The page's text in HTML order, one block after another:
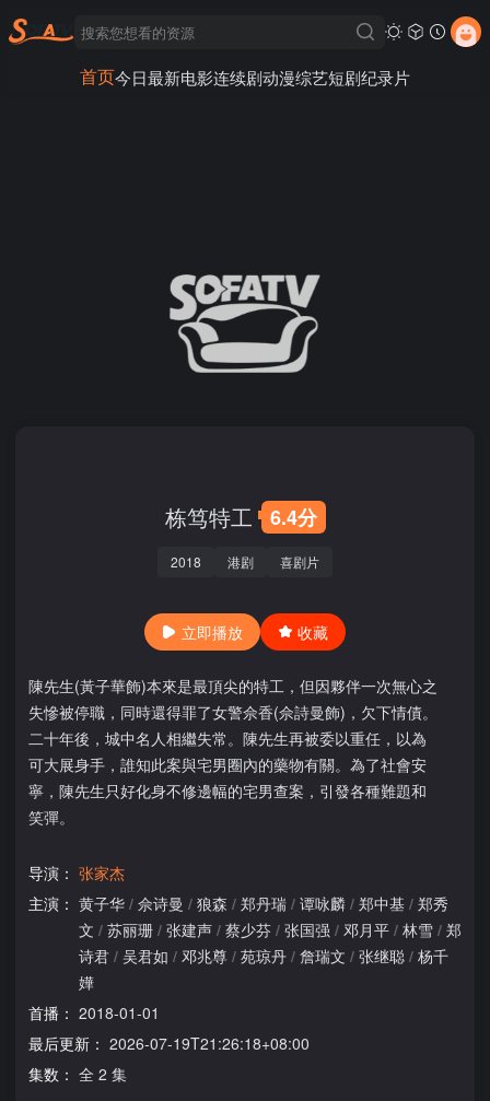
首页今日最新电影连续剧动漫综艺短剧纪录片
栋笃特工 6.4分
2018 港剧 喜剧片
立即播放 收藏
陳先生(黃子華飾)本來是最頂尖的特工，但因夥伴一次無心之
失慘被停職，同時還得罪了女警佘香(佘詩曼飾)，欠下情債。
二十年後，城中名人相繼失常。陳先生再被委以重任，以為
可大展身手，誰知此案與宅男圈內的藥物有關。為了社會安
寧，陳先生只好化身不修邊幅的宅男查案，引發各種難題和
笑彈。
导演： 张家杰
主演： 黄子华 / 佘诗曼 / 狼森 / 郑丹瑞 / 谭咏麟 / 郑中基 / 郑秀
文 / 苏丽珊 / 张建声 / 蔡少芬 / 张国强 / 邓月平 / 林雪 / 郑
诗君 / 吴君如 / 邓兆尊 / 苑琼丹 / 詹瑞文 / 张继聪 / 杨千
嬅
首播： 2018-01-01
最后更新： 2026-07-19T21:26:18+08:00
集数： 全 2 集